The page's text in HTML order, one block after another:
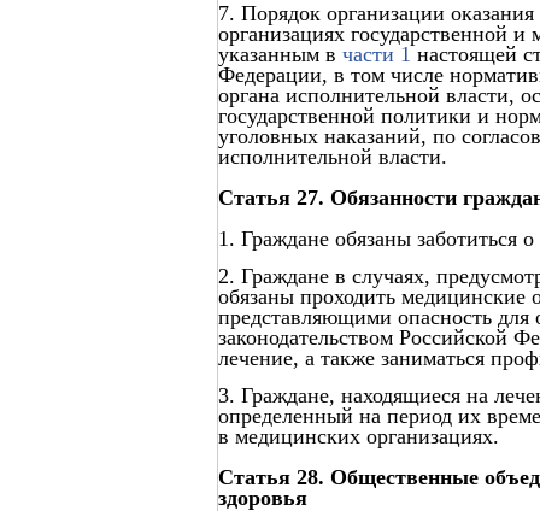
7. Порядок организации
организациях государственной
указанным в части 1 настоящей
Федерации, в том числе
органа исполнительной власти,
государственной политики и
уголовных наказаний, по
исполнительной власти.
Статья 27. Обязанности
1. Граждане обязаны заботиться
2. Граждане в случаях,
обязаны проходить
представляющими опасность
законодательством Российской
лечение, а также заниматься
3. Граждане, находящиеся на
определенный на период их
в медицинских организациях.
Статья 28. Общественные
здоровья